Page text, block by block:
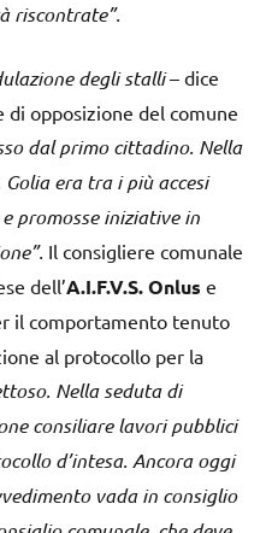
riscontrate”.
degli stalli– dice
di opposizione del comune
dal primo cittadino. Nella
era tra i più accesi
promosse iniziative in
Il consigliere comunale
dell’A.I.F.V.S. Onlus e
il comportamento tenuto
al protocollo per la
Nella seduta di
consiliare lavori pubblici
d’intesa. Ancora oggi
vada in consiglio